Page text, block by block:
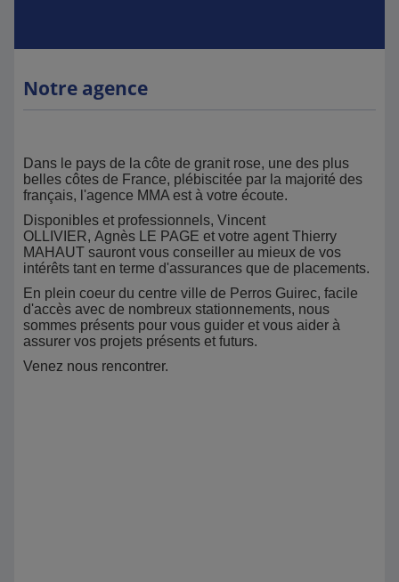
Notre agence
Dans le pays de la côte de granit rose, une des plus
belles côtes de France, plébiscitée par la majorité des
français, l'agence MMA est à votre écoute.
Disponibles et professionnels, Vincent
OLLIVIER, Agnès LE PAGE et votre agent Thierry
MAHAUT sauront vous conseiller au mieux de vos
intérêts tant en terme d'assurances que de placements.
En plein coeur du centre ville de Perros Guirec, facile
d'accès avec de nombreux stationnements, nous
sommes présents pour vous guider et vous aider à
assurer vos projets présents et futurs.
Venez nous rencontrer.